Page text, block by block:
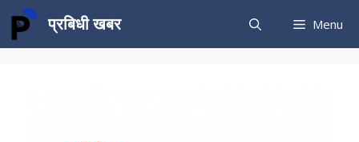
Skip
content
प्रबिधी खबर Menu